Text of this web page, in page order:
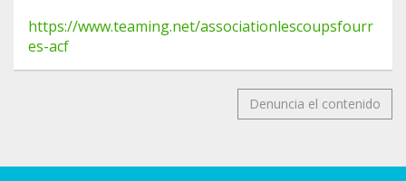
https://www.teaming.net/associationlescoupsfourr
es-acf
Denuncia el contenido